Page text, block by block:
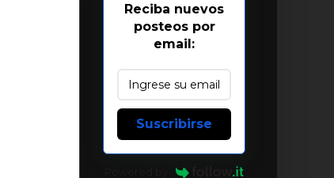
Reciba nuevos
posteos por
email:
Suscribirse